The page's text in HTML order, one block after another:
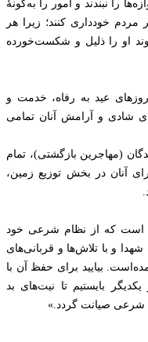
را نبندند و امور را به‌گونۀ
خودداری کنند؛ زیرا هر
او را ذلیل و شکست‌خورده
عید به رفاه، خدمت و
شادی و آرامش آنان تمامی
(مهاجرین بازگشتی)، تمام
آنان در بخش توزیع زمین،
است که از نظام شرعی خود
و با تلاش‌ها و قربانی‌های
بیایید برای حفظ آن با
بایستیم تا نیت‌های بد
شرعی صیانت گردد.»